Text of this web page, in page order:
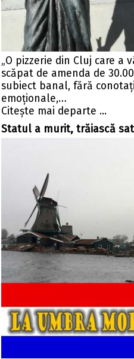
„O pizzerie din Cluj care a
scăpat de amenda de
subiect banal, fără
emoționale,…
Citeşte mai departe ...
Statul a murit, trăiască